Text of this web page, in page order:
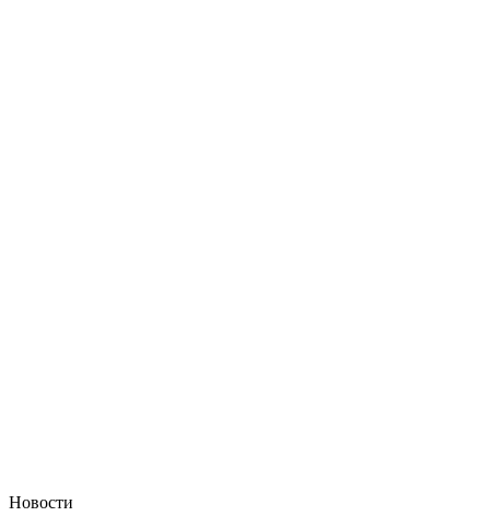
Новости